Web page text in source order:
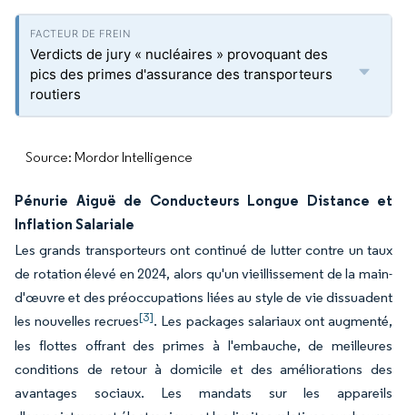
Verdicts de jury « nucléaires » provoquant des
pics des primes d'assurance des transporteurs
routiers
Source: Mordor Intelligence
Pénurie Aiguë de Conducteurs Longue Distance et
Inflation Salariale
Les grands transporteurs ont continué de lutter contre un taux
de rotation élevé en 2024, alors qu'un vieillissement de la main-
d'œuvre et des préoccupations liées au style de vie dissuadent
les nouvelles recrues[3]. Les packages salariaux ont augmenté,
les flottes offrant des primes à l'embauche, de meilleures
conditions de retour à domicile et des améliorations des
avantages sociaux. Les mandats sur les appareils